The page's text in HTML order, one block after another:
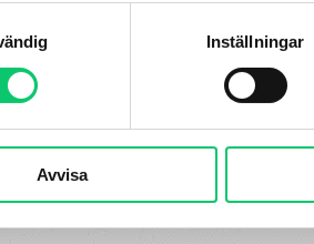
Inställningar
Avvisa
styrelseVisit SmålandVanliga frågorPress